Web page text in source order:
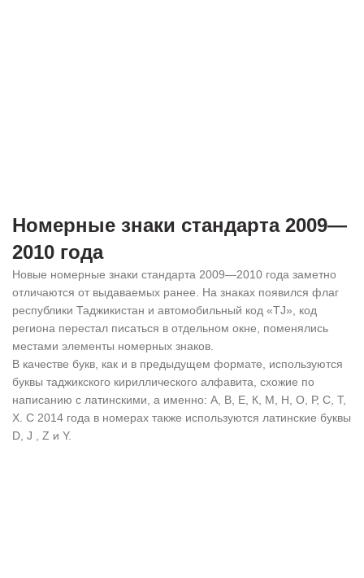
Номерные знаки стандарта 2009—
2010 года
Новые номерные знаки стандарта 2009—2010 года заметно
отличаются от выдаваемых ранее. На знаках появился флаг
республики Таджикистан и автомобильный код «TJ», код
региона перестал писаться в отдельном окне, поменялись
местами элементы номерных знаков.
В качестве букв, как и в предыдущем формате, используются
буквы таджикского кириллического алфавита, схожие по
написанию с латинскими, а именно: А, В, Е, К, М, Н, О, Р, С, Т,
Х. С 2014 года в номерах также используются латинские буквы
D, J , Z и Y.